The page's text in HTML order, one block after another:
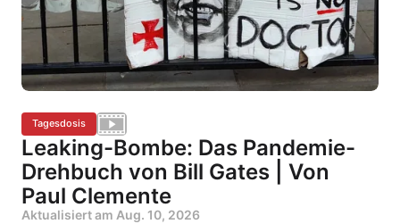
Tagesdosis
Leaking-Bombe: Das Pandemie-
Drehbuch von Bill Gates | Von
Paul Clemente
Aktualisiert am Aug. 10, 2026